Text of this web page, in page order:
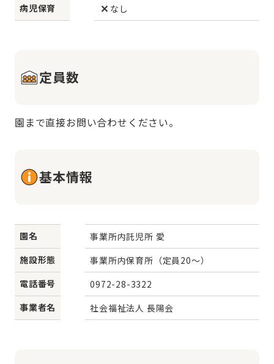
病児保育
なし
定員数
園まで直接お問い合わせください。
基本情報
園名
事業所内託児所 愛
施設形態
事業所内保育所（定員20～）
電話番号
0972-28-3322
事業者名
社会福祉法人 長陽会